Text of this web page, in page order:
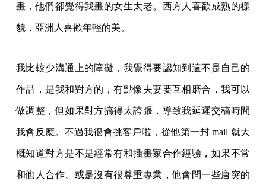
畫，他們卻覺得我畫的女生太老。西方人喜歡成熟的樣
貌，亞洲人喜歡年輕的美。
我比較少溝通上的障礙，我覺得要認知到這不是自己的
作品，是我和對方的，有點像夫妻要互相磨合，我可以
做調整，但如果對方搞得太誇張，導致我延遲交稿時間
我會反應。不過我很會挑客戶啦，從他第一封 mail 就大
概知道對方是不是經常有和插畫家合作經驗，如果不常
和他人合作、或是沒有很尊重專業，他會問一些唐突的